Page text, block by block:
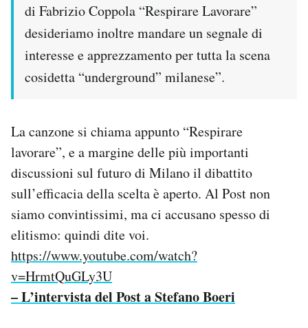
Hai bisogno di aiuto?
Esci
di Fabrizio Coppola “Respirare Lavorare”
desideriamo inoltre mandare un segnale di
interesse e apprezzamento per tutta la scena
cosidetta “underground” milanese”.
La canzone si chiama appunto “Respirare
lavorare”, e a margine delle più importanti
discussioni sul futuro di Milano il dibattito
sull’efficacia della scelta è aperto. Al Post non
siamo convintissimi, ma ci accusano spesso di
elitismo: quindi dite voi.
https://www.youtube.com/watch?
v=HrmtQuGLy3U
– L’intervista del Post a Stefano Boeri